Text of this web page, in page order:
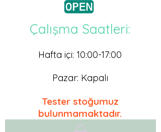
Çalışma Saatleri:
Hafta içi: 10:00-17:00
Pazar: Kapalı
Tester stoğumuz
bulunmamaktadır.